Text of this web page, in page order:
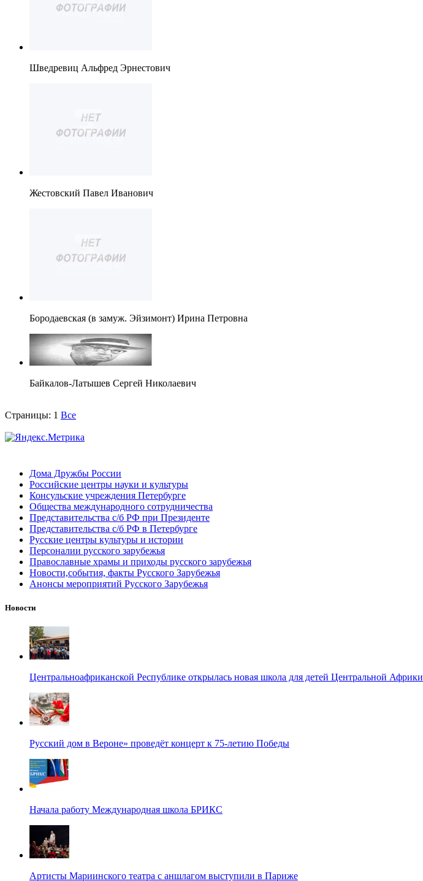
Шведревиц Альфред Эрнестович
Жестовский Павел Иванович
Бородаевская (в замуж. Эйзимонт) Ирина Петровна
Байкалов-Латышев Сергей Николаевич
Страницы: 1 Все
Дома Дружбы России
Российские центры науки и культуры
Консульские учреждения Петербурге
Общества международного сотрудничества
Представительства с/б РФ при Президенте
Представительства с/б РФ в Петербурге
Русские центры культуры и истории
Персоналии русского зарубежья
Православные храмы и приходы русского зарубежья
Новости,события, факты Русского Зарубежья
Анонсы мероприятий Русского Зарубежья
Новости
Центральноафриканской Республике открылась новая школа для детей Центральной Африки
Русский дом в Вероне» проведёт концерт к 75-летию Победы
Начала работу Международная школа БРИКС
Артисты Мариинского театра с аншлагом выступили в Париже